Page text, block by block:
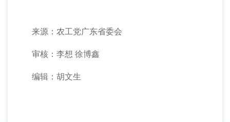
来源：农工党广东省委会
审核：李想 徐博鑫
编辑：胡文生